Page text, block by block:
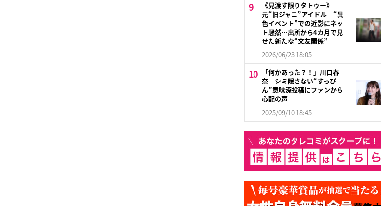
《見渡す限りタトゥー》
元“旧ジャニ”アイドル “異
色イベント”での近影にネッ
ト騒然…出所から4カ月で見
せた新たな“交友関係”
2026/06/23 18:05
「何かあった？！」川口春
奈 シミ隠さない“すっぴ
ん”意味深投稿にファンから
心配の声
2025/09/10 18:45